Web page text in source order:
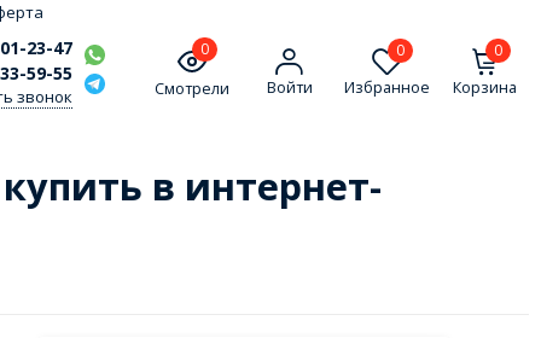
23-47
59-55
звонок
0
Смотрели
Войти
0
Избранное
0
Корзина
в интернет-